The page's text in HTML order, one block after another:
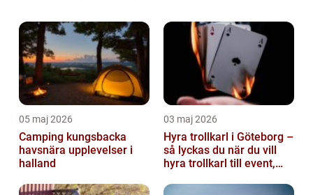
dynamiska kultur är staden fylld av
möjligheter att utforska...
05 maj 2026
Camping kungsbacka
havsnära upplevelser i
halland
03 maj 2026
Hyra trollkarl i Göteborg –
så lyckas du när du vill
hyra trollkarl till event,